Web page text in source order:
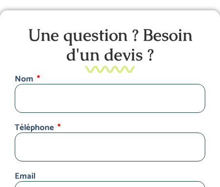
Une question ? Besoin
d'un devis ?
Nom
Téléphone
Email